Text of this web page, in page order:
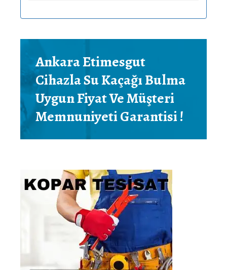
Ankara Etimesgut
Cihazla Su Kaçağı Bulma
Uygun Fiyat Ve Müşteri
Memnuniyeti Garantisi !